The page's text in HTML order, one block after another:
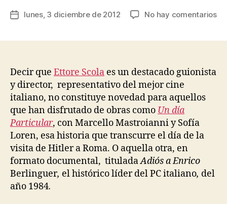
L
Autor
entrada
R
u
e
z
Fechalunes, 3 diciembre de 2012 No hay comentariosen
Decir que Ettore Scola es un destacado guionista
y director, representativo del mejor cine
italiano, no constituye novedad para aquellos
que han disfrutado de obras como Un día
Particular, con Marcello Mastroianni y Sofía
Loren, esa historia que transcurre el día de la
visita de Hitler a Roma. O aquella otra, en
formato documental, tituladaAdiós a Enrico
Berlinguer, el histórico líder del PC italiano, del
año 1984.